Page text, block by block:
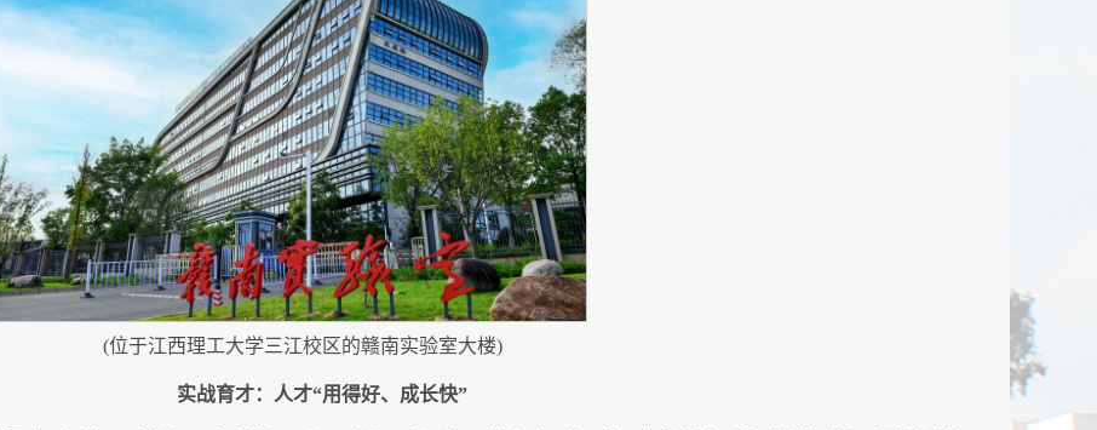
(位于江西理工大学三江校区的赣南实验室大楼)
实战育才：人才“用得好、成长快”